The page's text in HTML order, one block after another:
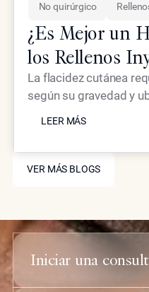
VER MÁS BLOGS
VER MÁS BLOGS
No quirúrgico
¿Es Mejor un
los Rellenos
Piel Flácida?
La flacidez cutánea
según su gravedad y
tensores
de volumen y
LEER MÁS
LEER MÁS
Iniciar una